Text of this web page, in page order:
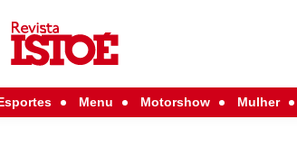
Menu Motorshow Mulher